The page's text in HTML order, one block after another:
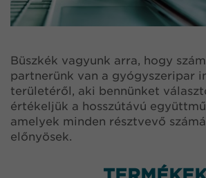
Büszkék vagyunk arra, hogy
partnerünk van a gyógyszeripar
területéről, aki bennünket
értékeljük a hosszútávú
amelyek minden résztvevő
előnyösek.